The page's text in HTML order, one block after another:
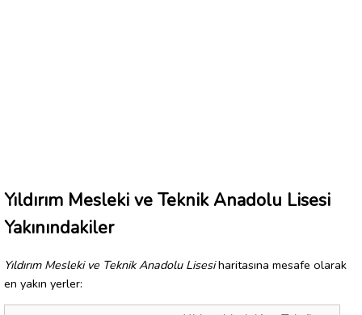
Yıldırım Mesleki ve Teknik Anadolu Lisesi
Yakınındakiler
Yıldırım Mesleki ve Teknik Anadolu Lisesiharitasına mesafe olarak
en yakın yerler: